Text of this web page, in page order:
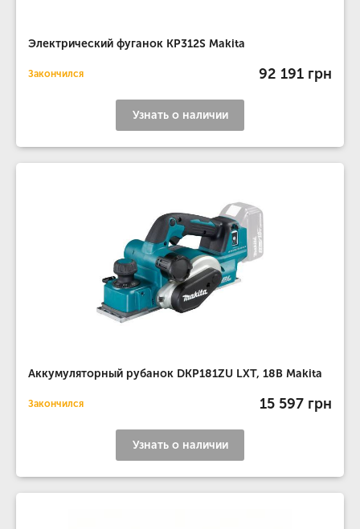
Электрический фуганок KP312S Makita
Закончился 92 191 грн
Узнать о наличии
Аккумуляторный рубанок DKP181ZU LXT, 18В Makita
Закончился 15 597 грн
Узнать о наличии